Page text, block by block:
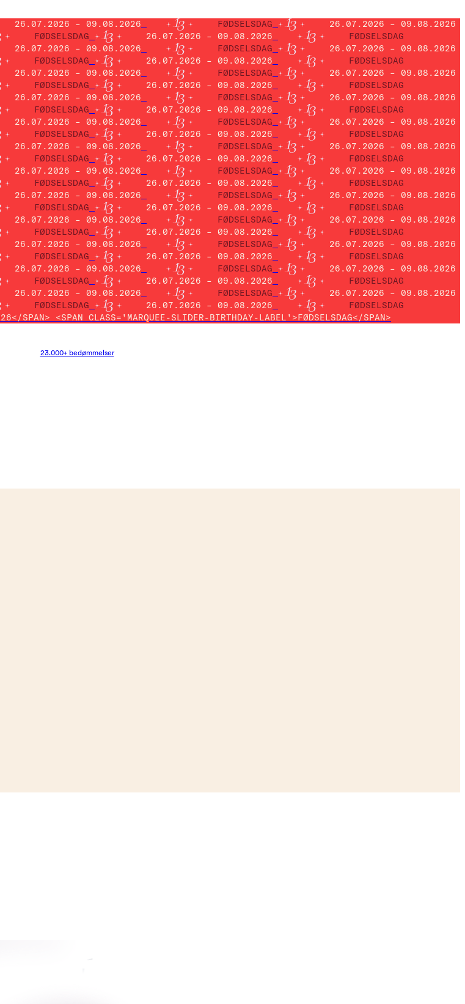
26.07.2026 – 09.08.2026 FØDSELSDAG
26.07.2026 – 09.08.2026
FØDSELSDAG 26.07.2026 – 09.08.2026
FØDSELSDAG
26.07.2026 – 09.08.2026 FØDSELSDAG
26.07.2026 – 09.08.2026
FØDSELSDAG 26.07.2026 – 09.08.2026
FØDSELSDAG
26.07.2026 – 09.08.2026 FØDSELSDAG
26.07.2026 – 09.08.2026
FØDSELSDAG 26.07.2026 – 09.08.2026
FØDSELSDAG
26.07.2026 – 09.08.2026 FØDSELSDAG
26.07.2026 – 09.08.2026
FØDSELSDAG 26.07.2026 – 09.08.2026
FØDSELSDAG
26.07.2026 – 09.08.2026 FØDSELSDAG
26.07.2026 – 09.08.2026
FØDSELSDAG 26.07.2026 – 09.08.2026
FØDSELSDAG
26.07.2026 – 09.08.2026 FØDSELSDAG
26.07.2026 – 09.08.2026
FØDSELSDAG 26.07.2026 – 09.08.2026
FØDSELSDAG
26.07.2026 – 09.08.2026 FØDSELSDAG
26.07.2026 – 09.08.2026
FØDSELSDAG 26.07.2026 – 09.08.2026
FØDSELSDAG
26.07.2026 – 09.08.2026 FØDSELSDAG
26.07.2026 – 09.08.2026
FØDSELSDAG 26.07.2026 – 09.08.2026
FØDSELSDAG
26.07.2026 – 09.08.2026 FØDSELSDAG
26.07.2026 – 09.08.2026
FØDSELSDAG 26.07.2026 – 09.08.2026
FØDSELSDAG
26.07.2026 – 09.08.2026 FØDSELSDAG
26.07.2026 – 09.08.2026
FØDSELSDAG 26.07.2026 – 09.08.2026
FØDSELSDAG
26.07.2026 – 09.08.2026 FØDSELSDAG
26.07.2026 – 09.08.2026
FØDSELSDAG 26.07.2026 – 09.08.2026
FØDSELSDAG
26.07.2026 – 09.08.2026 FØDSELSDAG
26.07.2026 – 09.08.2026
FØDSELSDAG 26.07.2026 – 09.08.2026
FØDSELSDAG
<SPAN CLASS='MARQUEE-SLIDER-BIRTHDAY-LABEL'>FØDSELSDAG</SPAN>
23.000+ bedømmelser